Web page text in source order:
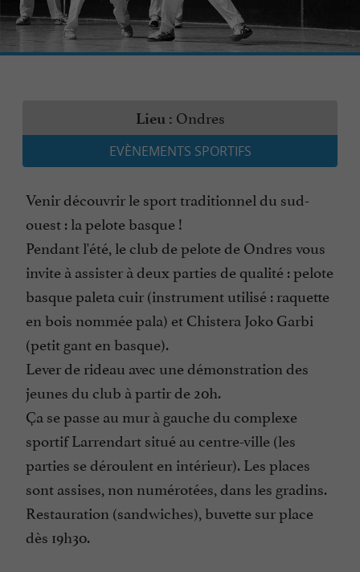
Lieu : Ondres
EVÈNEMENTS SPORTIFS
Venir découvrir le sport traditionnel du sud-
ouest : la pelote basque !
Pendant l'été, le club de pelote de Ondres vous
invite à assister à deux parties de qualité : pelote
basque paleta cuir (instrument utilisé : raquette
en bois nommée pala) et Chistera Joko Garbi
(petit gant en basque).
Lever de rideau avec une démonstration des
jeunes du club à partir de 20h.
Ça se passe au mur à gauche du complexe
sportif Larrendart situé au centre-ville (les
parties se déroulent en intérieur). Les places
sont assises, non numérotées, dans les gradins.
Restauration (sandwiches), buvette sur place
dès 19h30.